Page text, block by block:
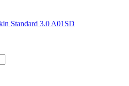
Standard 3.0 A01SD